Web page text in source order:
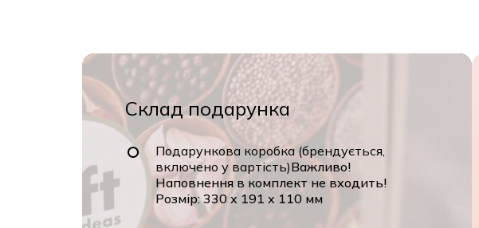
Склад подарунка
Подарункова коробка (брендується,
включено у вартість)Важливо!
Наповнення в комплект не входить!
Розмір: 330 х 191 х 110 мм